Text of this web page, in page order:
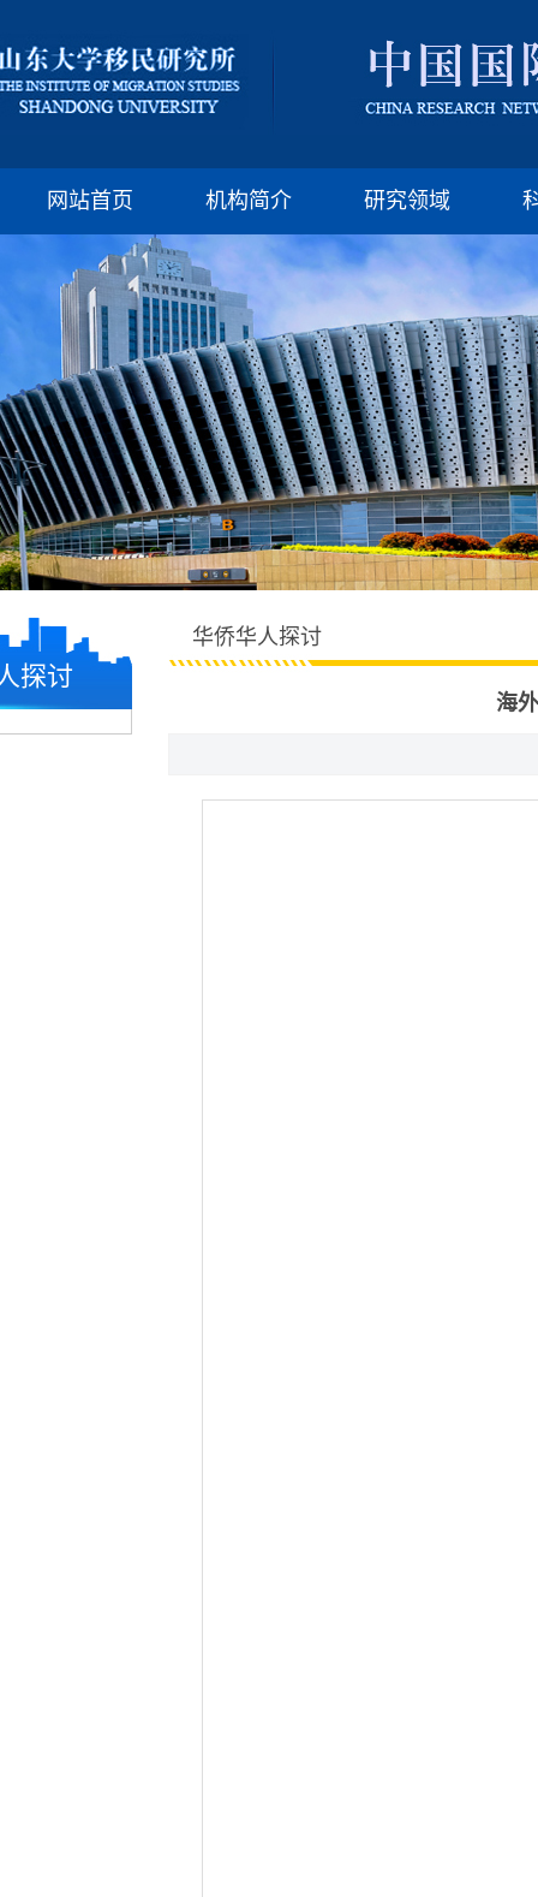
网站首页 机构简介 研究领域
探讨
华侨华人探讨
海
版权所有：山东
邮编:250100 电话